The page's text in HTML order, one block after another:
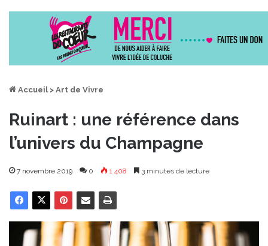
Accueil > Art de Vivre
Ruinart : une référence dans
l’univers du Champagne
7 novembre 2019 0 1 408 3 minutes de lecture